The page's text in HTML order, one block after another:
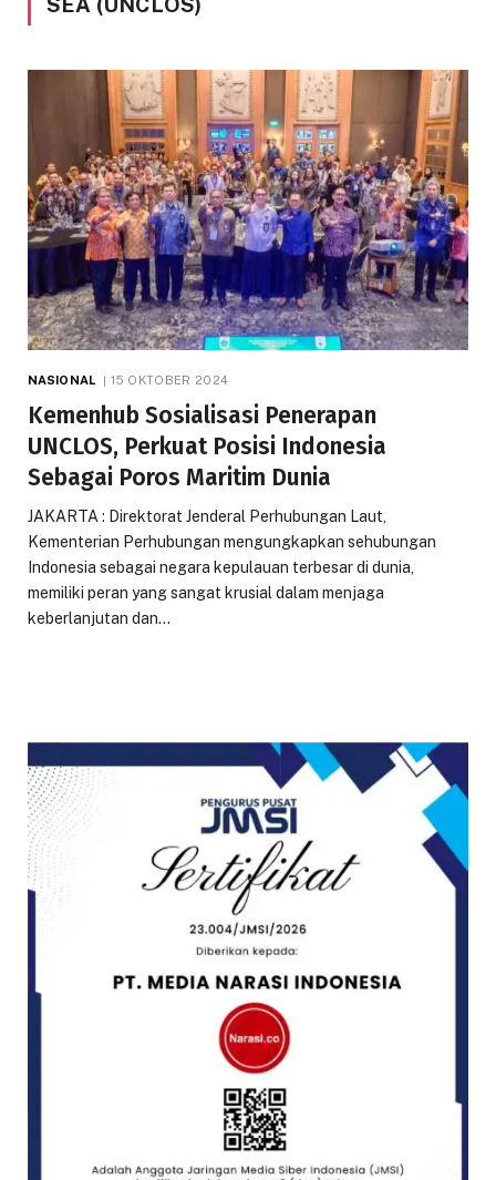
NASIONAL 15 OKTOBER 2024
Kemenhub Sosialisasi Penerapan
UNCLOS, Perkuat Posisi Indonesia
Sebagai Poros Maritim Dunia
JAKARTA : Direktorat Jenderal Perhubungan Laut,
Kementerian Perhubungan mengungkapkan sehubungan
Indonesia sebagai negara kepulauan terbesar di dunia,
memiliki peran yang sangat krusial dalam menjaga
keberlanjutan dan…